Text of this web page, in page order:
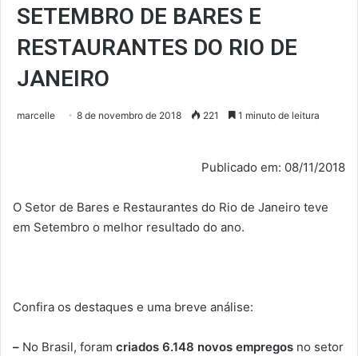
SETEMBRO DE BARES E
RESTAURANTES DO RIO DE
JANEIRO
marcelle 8 de novembro de 2018 221 1 minuto de leitura
Publicado em: 08/11/2018
O Setor de Bares e Restaurantes do Rio de Janeiro teve
em Setembro o melhor resultado do ano.
Confira os destaques e uma breve análise:
– No Brasil, foram criados 6.148 novos empregos no setor